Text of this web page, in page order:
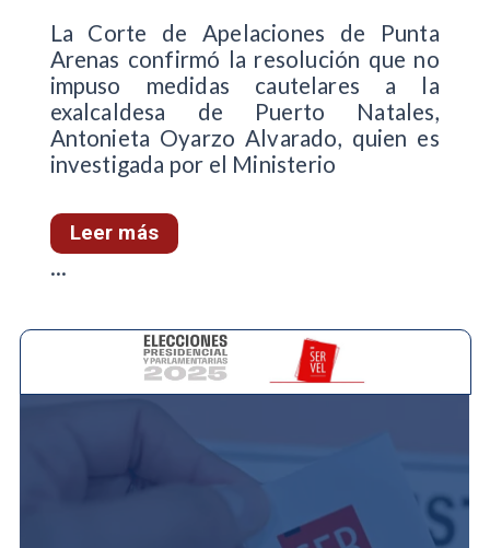
La Corte de Apelaciones de Punta
Arenas confirmó la resolución que no
impuso medidas cautelares a la
exalcaldesa de Puerto Natales,
Antonieta Oyarzo Alvarado, quien es
investigada por el Ministerio
Leer más
...